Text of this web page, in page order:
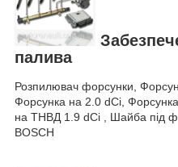
палива
Розпилювач форсунки,
Форсунка на 2.0 dCi,
на ТНВД 1.9 dCi , Шайба під
BOSCH